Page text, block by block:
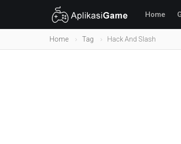
Home
Home Tag Hack And Slash